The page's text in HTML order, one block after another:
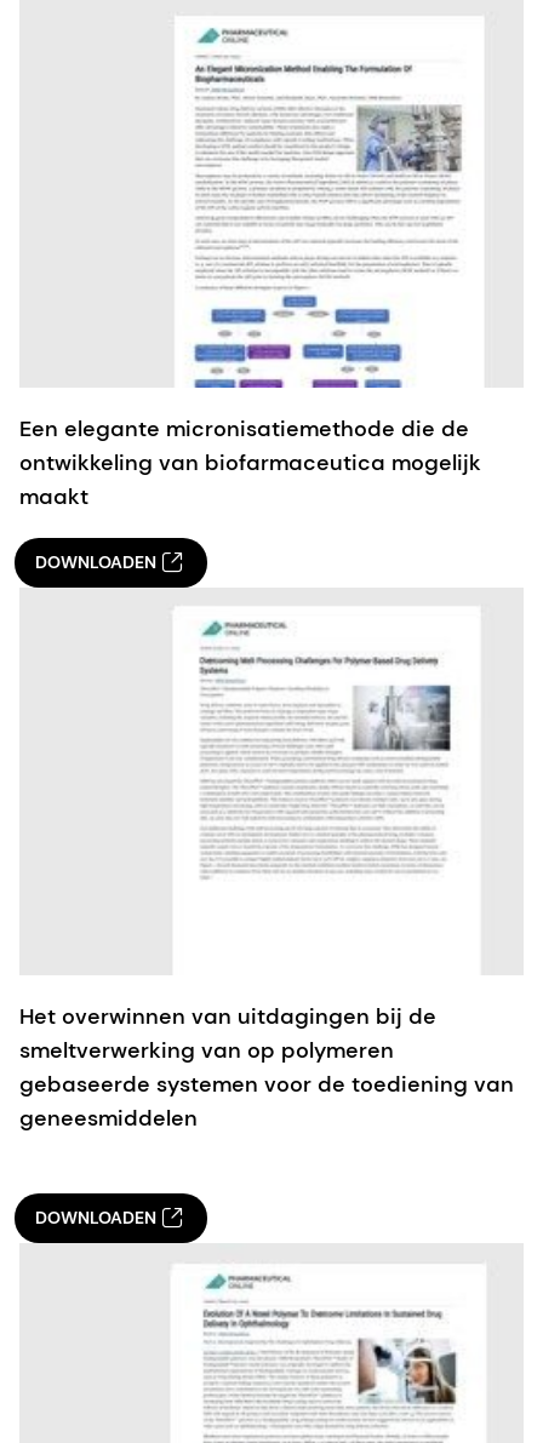
Een elegante micronisatiemethode die de
ontwikkeling van biofarmaceutica mogelijk
maakt
DOWNLOADEN
Het overwinnen van uitdagingen bij de
smeltverwerking van op polymeren
gebaseerde systemen voor de toediening van
geneesmiddelen
DOWNLOADEN